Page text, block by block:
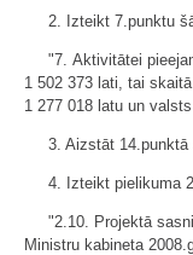
2. Izteikt 7.punktu
"7. Aktivitātei
1 502 373 lati, tai
1 277 018 latu un
3. Aizstāt
4. Izteikt pielikuma
"2.10. Projektā
Ministru kabineta